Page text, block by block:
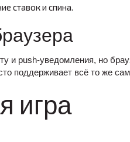
ставок и спина.
и push‑уведомления, но
поддерживает всё то же
игра